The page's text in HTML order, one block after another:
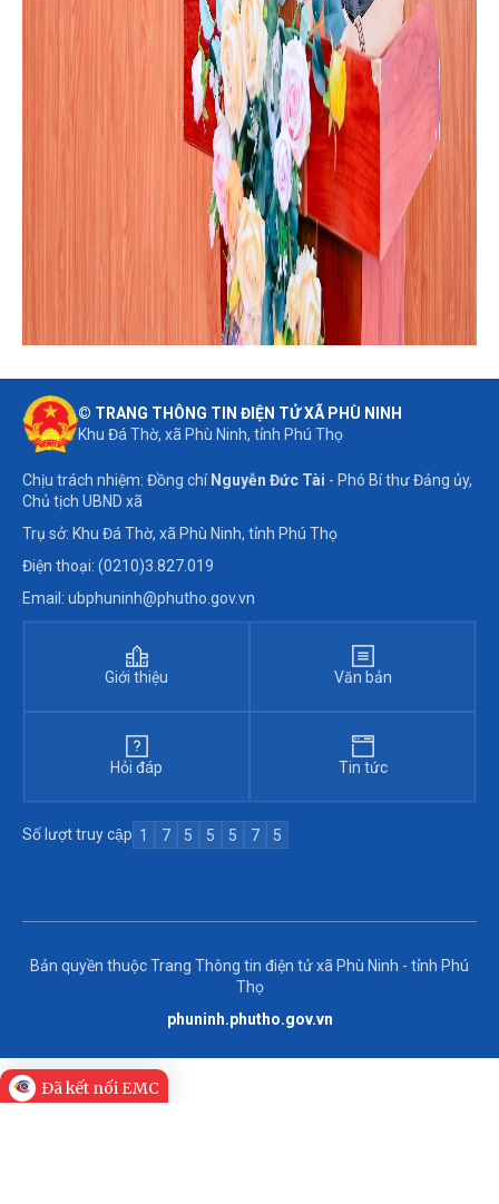
© TRANG THÔNG TIN ĐIỆN TỬ XÃ PHÙ NINH
Khu Đá Thờ, xã Phù Ninh, tỉnh Phú Thọ
Chịu trách nhiệm: Đồng chí Nguyễn Đức Tài - Phó Bí thư Đảng ủy,
Chủ tịch UBND xã
Trụ sở: Khu Đá Thờ, xã Phù Ninh, tỉnh Phú Thọ
Điện thoại: (0210)3.827.019
Email: ubphuninh@phutho.gov.vn
Giới thiệu Văn bản
Hỏi đáp Tin tức
Số lượt truy cập 1 7 5 5 5 7 5
Bản quyền thuộc Trang Thông tin điện tử xã Phù Ninh - tỉnh Phú
Thọ
phuninh.phutho.gov.vn
Đã kết nối EMC